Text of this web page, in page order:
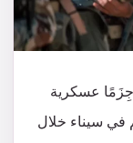
جِزَمًا عسكرية
في سيناء خلال